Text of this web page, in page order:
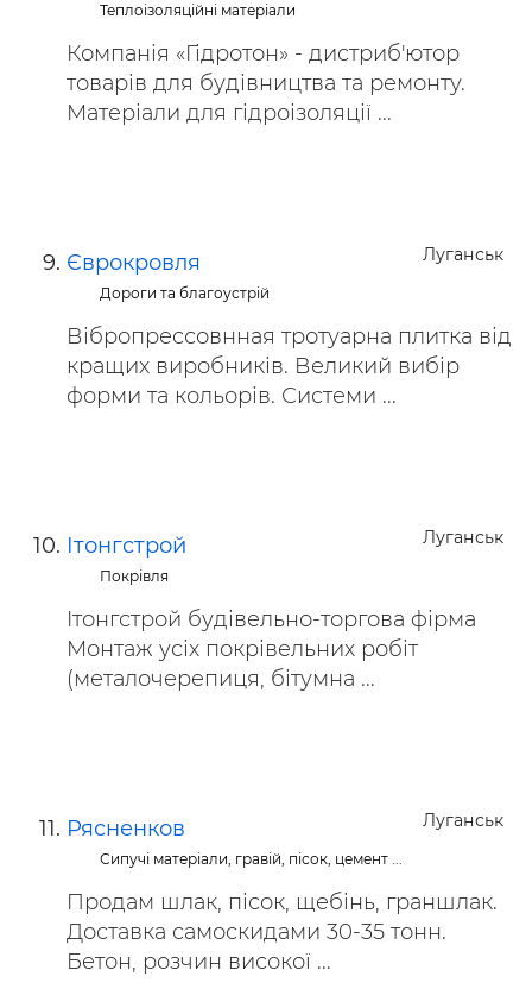
Теплоізоляційні матеріали
Компанія «Гідротон» - дистриб'ютор
товарів для будівництва та ремонту.
Матеріали для гідроізоляції ...
Луганськ
Єврокровля
Дороги та благоустрій
Вібропрессовнная тротуарна плитка від
кращих виробників. Великий вибір
форми та кольорів. Системи ...
Луганськ
Ітонгстрой
Покрівля
Ітонгстрой будівельно-торгова фірма
Монтаж усіх покрівельних робіт
(металочерепиця, бітумна ...
Луганськ
Рясненков
Сипучі матеріали, гравій, пісок, цемент ...
Продам шлак, пісок, щебінь, граншлак.
Доставка самоскидами 30-35 тонн.
Бетон, розчин високої ...